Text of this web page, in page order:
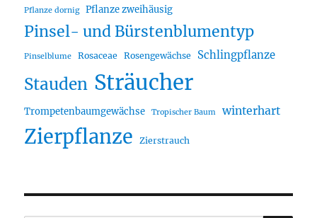
Pflanze dornig Pflanze zweihäusig
Pinsel- und Bürstenblumentyp
Pinselblume Rosaceae Rosengewächse Schlingpflanze
Stauden Sträucher
Trompetenbaumgewächse Tropischer Baum winterhart
Zierpflanze Zierstrauch